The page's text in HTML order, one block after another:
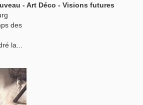
- Art Déco - Visions futures
des
la...